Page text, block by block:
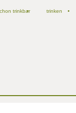
trinkbar trinken